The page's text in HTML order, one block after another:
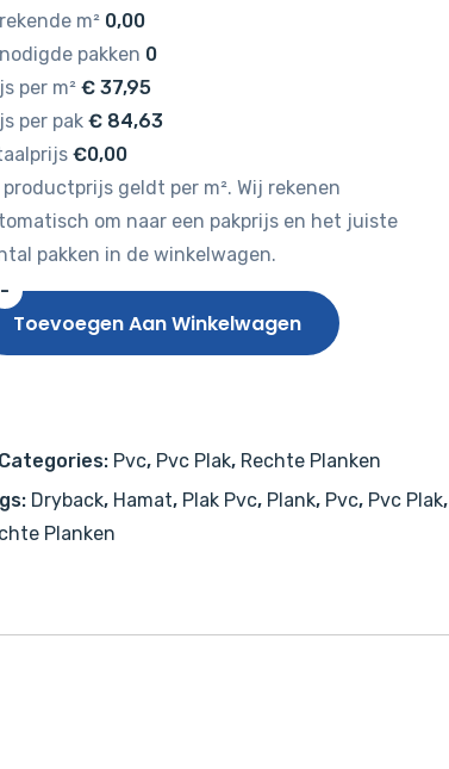
m² 0,00
pakken 0
per m² €37,95
per pak €84,63
€0,00
productprijs geldt per m². Wij rekenen
om naar een pakprijs en het juiste
pakken in de winkelwagen.
-
Toevoegen Aan Winkelwagen
Categories: Pvc, Pvc Plak, Rechte Planken
Dryback, Hamat, Plak Pvc, Plank, Pvc, Pvc Plak,
Planken